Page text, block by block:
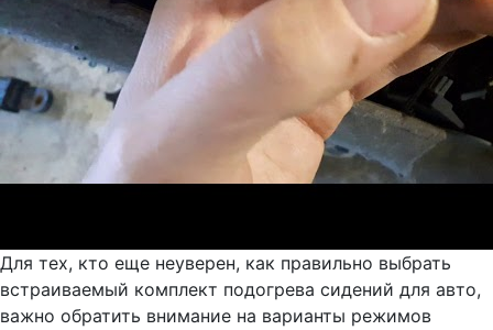
Для тех, кто еще неуверен, как правильно выбрать
встраиваемый комплект подогрева сидений для авто,
важно обратить внимание на варианты режимов